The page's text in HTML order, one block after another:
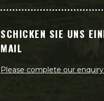
SCHICKEN SIE UNS
MAIL
Please complete our